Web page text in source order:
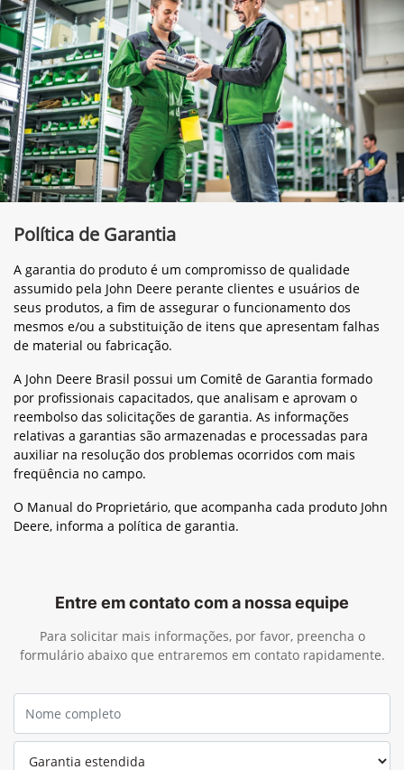
Política de Garantia
A garantia do produto é um compromisso de qualidade
assumido pela John Deere perante clientes e usuários de
seus produtos, a fim de assegurar o funcionamento dos
mesmos e/ou a substituição de itens que apresentam falhas
de material ou fabricação.
A John Deere Brasil possui um Comitê de Garantia formado
por profissionais capacitados, que analisam e aprovam o
reembolso das solicitações de garantia. As informações
relativas a garantias são armazenadas e processadas para
auxiliar na resolução dos problemas ocorridos com mais
freqüência no campo.
O Manual do Proprietário, que acompanha cada produto John
Deere, informa a política de garantia.
Entre em contato com a nossa equipe
Para solicitar mais informações, por favor, preencha o
formulário abaixo que entraremos em contato rapidamente.